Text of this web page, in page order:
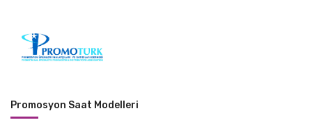
Promosyon Saat Modelleri